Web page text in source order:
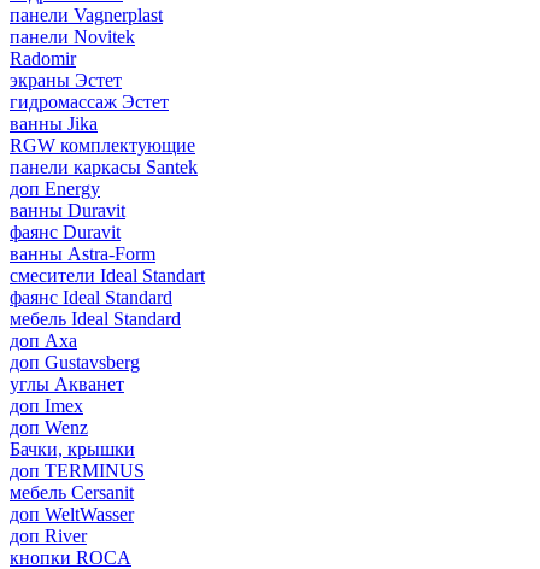
панели Vagnerplast
панели Novitek
Radomir
экраны Эстет
гидромассаж Эстет
ванны Jika
RGW комплектующие
панели каркасы Santek
доп Energy
ванны Duravit
фаянс Duravit
ванны Astra-Form
смесители Ideal Standart
фаянс Ideal Standard
мебель Ideal Standard
доп Axa
доп Gustavsberg
углы Акванет
доп Imex
доп Wenz
Бачки, крышки
доп TERMINUS
мебель Cersanit
доп WeltWasser
доп River
кнопки ROCA